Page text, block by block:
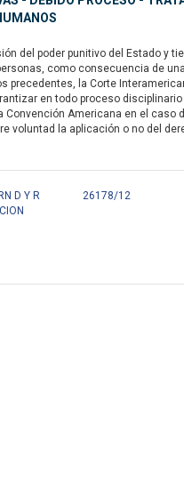
del poder punitivo del Estado y
como consecuencia de
precedentes, la Corte
en todo proceso
Americana en el caso
voluntad la aplicación o no del
D Y R
26178/12